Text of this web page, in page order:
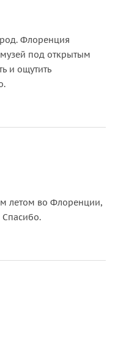
Флоренция
под открытым
и ощутить
летом во Флоренции,
Спасибо.